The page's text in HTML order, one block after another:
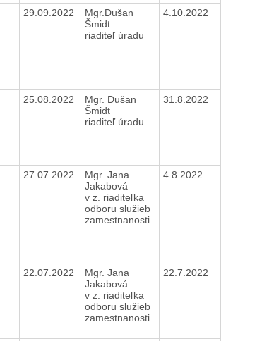
29.09.2022
Mgr.Dušan
Šmidt
riaditeľ úradu
4.10.2022
25.08.2022
Mgr. Dušan
Šmidt
riaditeľ úradu
31.8.2022
27.07.2022
Mgr. Jana
Jakabová
v z. riaditeľka
odboru služieb
zamestnanosti
4.8.2022
22.07.2022
Mgr. Jana
Jakabová
v z. riaditeľka
odboru služieb
zamestnanosti
22.7.2022